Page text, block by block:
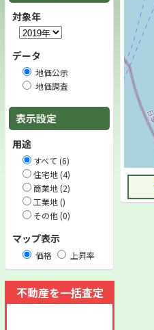
対象年
データ
地価公示
地価調査
表示設定
用途
すべて (6)
住宅地 (4)
商業地 (2)
工業地 ()
その他 (0)
マップ表示
価格 上昇率
不動産を一括査定